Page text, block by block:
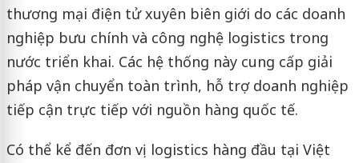
thương mại điện tử xuyên biên giới do các doanh
nghiệp bưu chính và công nghệ logistics trong
nước triển khai. Các hệ thống này cung cấp giải
pháp vận chuyển toàn trình, hỗ trợ doanh nghiệp
tiếp cận trực tiếp với nguồn hàng quốc tế.
Có thể kể đến đơn vị logistics hàng đầu tại Việt